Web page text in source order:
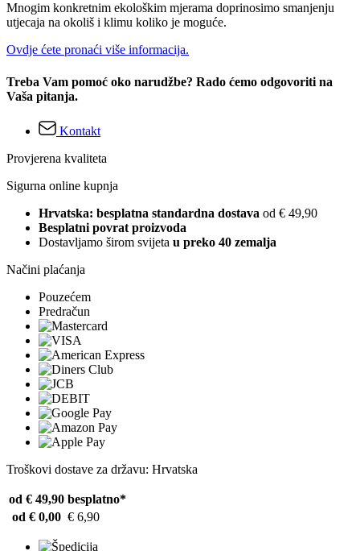
Mnogim konkretnim ekološkim mjerama doprinosimo smanjenju
utjecaja na okoliš i klimu koliko je moguće.
Ovdje ćete pronaći više informacija.
Treba Vam pomoć oko narudžbe? Rado ćemo odgovoriti na
Vaša pitanja.
Kontakt
Provjerena kvaliteta
Sigurna online kupnja
Hrvatska: besplatna standardna dostava od € 49,90
Besplatni povrat proizvoda
Dostavljamo širom svijeta u preko 40 zemalja
Načini plaćanja
Pouzećem
Predračun
Troškovi dostave za državu: Hrvatska
od € 49,90 besplatno*
od € 0,00 € 6,90